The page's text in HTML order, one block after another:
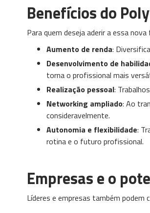
Benefícios do
Para quem deseja aderir a essa
Aumento de renda:
Desenvolvimento de
torna o profissional mais
Realização pessoal:
Networking ampliado: Ao
consideravelmente.
Autonomia e flexibilidade:
rotina e o futuro profissional.
Empresas e o
Líderes e empresas também